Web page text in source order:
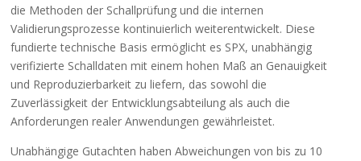
die Methoden der Schallprüfung und die internen
Validierungsprozesse kontinuierlich weiterentwickelt. Diese
fundierte technische Basis ermöglicht es SPX, unabhängig
verifizierte Schalldaten mit einem hohen Maß an Genauigkeit
und Reproduzierbarkeit zu liefern, das sowohl die
Zuverlässigkeit der Entwicklungsabteilung als auch die
Anforderungen realer Anwendungen gewährleistet.
Unabhängige Gutachten haben Abweichungen von bis zu 10